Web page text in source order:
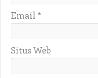
Email *
Situs Web